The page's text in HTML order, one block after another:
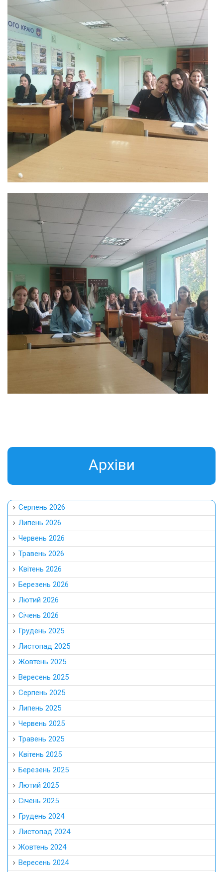
Aрхіви
Серпень 2026
Липень 2026
Червень 2026
Травень 2026
Квітень 2026
Березень 2026
Лютий 2026
Січень 2026
Грудень 2025
Листопад 2025
Жовтень 2025
Вересень 2025
Серпень 2025
Липень 2025
Червень 2025
Травень 2025
Квітень 2025
Березень 2025
Лютий 2025
Січень 2025
Грудень 2024
Листопад 2024
Жовтень 2024
Вересень 2024